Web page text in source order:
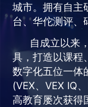
城市。拥有自主
台、华佗测评、
自成立以来
具，打造以课程
数字化五位一体
(VEX、VEX IQ
高教育屡次获得